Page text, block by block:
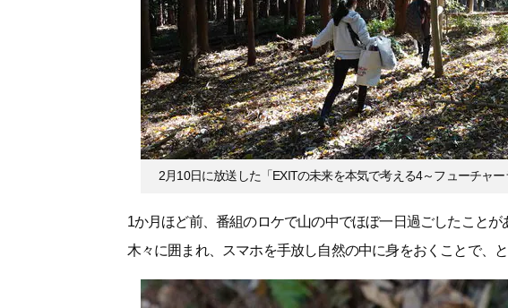
2月10日に放送した「EXITの未来を本気で考える4～フューチャ
1か月ほど前、番組のロケで山の中でほぼ一日過ごしたこと
木々に囲まれ、スマホを手放し自然の中に身をおくことで、